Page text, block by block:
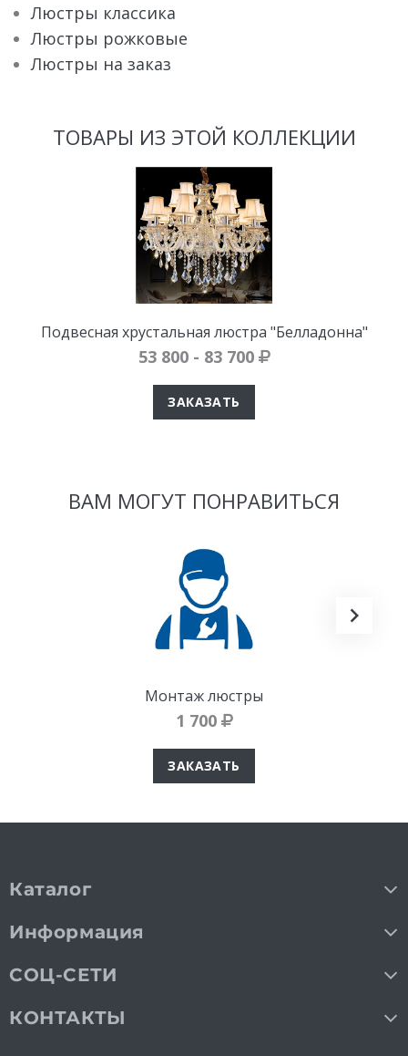
Люстры классика
Люстры рожковые
Люстры на заказ
ТОВАРЫ ИЗ ЭТОЙ КОЛЛЕКЦИИ
Подвесная хрустальная люстра "Белладонна"
53 800 - 83 700
ЗАКАЗАТЬ
ВАМ МОГУТ ПОНРАВИТЬСЯ
Монтаж люстры
1 700
ЗАКАЗАТЬ
Каталог
Информация
СОЦ-СЕТИ
КОНТАКТЫ